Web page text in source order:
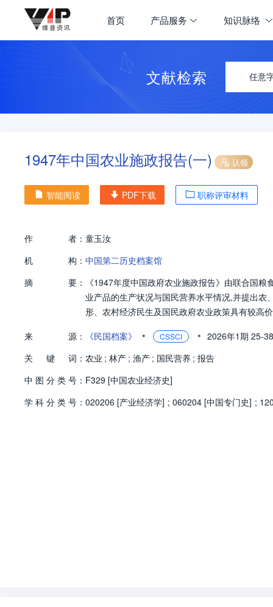
首页 产品服务 知识脉络
文献检索 任意
1947年中国农业施政报告(一) 认领
智能阅读 PDF下载 职称评审材料
作 者： 童玉汝
机
构： 中国第二历史档案馆
摘
要：
《1947年度中国政府农业施政报告》由联合国
业产品的生产状况与国民营养水平情况,并提出
形、农村经济民生及国民政府农业政策具有较高
来
源： 《民国档案》 • CSSCI • 2026年1期 25-
关
键 词： 农业 ; 林产 ; 渔产 ; 国民营养 ; 报告
中 图 分 类 号： F329 [中国农业经济史]
学 科 分 类 号： 020206 [产业经济学] ; 060204 [中国专门史] ;